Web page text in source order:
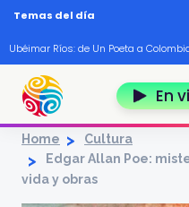
Pasar al contenido principal
Temas del día
Ubéimar Ríos: de Un Poeta a
En
Home
Cultura
Edgar Allan Poe:
vida y obras